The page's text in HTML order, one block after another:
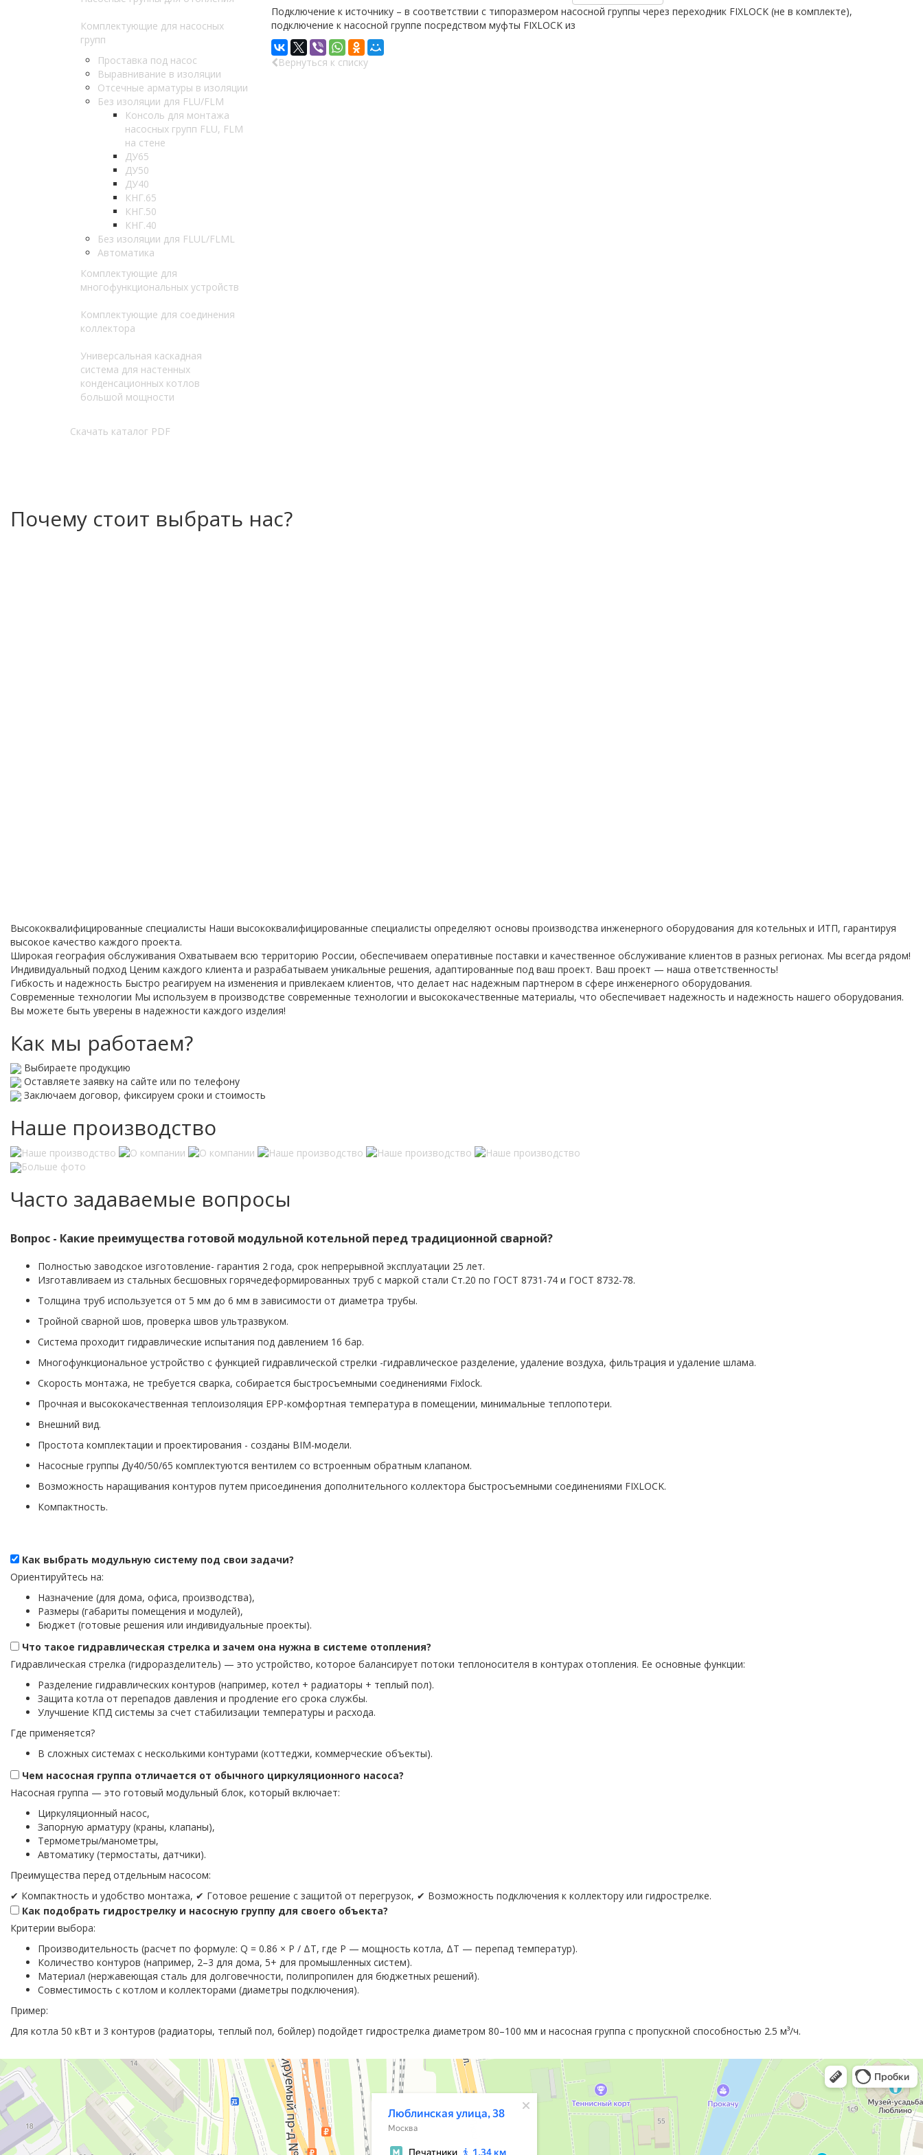
Комплектующие для насосных
групп
Проставка под насос
Выравнивание в изоляции
Отсечные арматуры в изоляции
Без изоляции для FLU/FLM
Консоль для монтажа
насосных групп FLU, FLM
на стене
ДУ65
ДУ50
ДУ40
КНГ.65
КНГ.50
КНГ.40
Без изоляции для FLUL/FLML
Автоматика
Комплектующие для
многофункциональных устройств
Комплектующие для соединения
коллектора
Универсальная каскадная
система для настенных
конденсационных котлов
большой мощности
Скачать каталог PDF
Подключение к источнику – в соответствии с типоразмером насосной группы через переходник FIXLOCK (не в комплекте),
подключение к насосной группе посредством муфты FIXLOCK из
Вернуться к списку
Почему стоит выбрать нас?
Высококвалифицированные специалисты Наши высококвалифицированные специалисты определяют основы производства инженерного оборудования для котельных и ИТП, гарантируя
высокое качество каждого проекта.
Широкая география обслуживания Охватываем всю территорию России, обеспечиваем оперативные поставки и качественное обслуживание клиентов в разных регионах. Мы всегда рядом!
Индивидуальный подход Ценим каждого клиента и разрабатываем уникальные решения, адаптированные под ваш проект. Ваш проект — наша ответственность!
Гибкость и надежность Быстро реагируем на изменения и привлекаем клиентов, что делает нас надежным партнером в сфере инженерного оборудования.
Современные технологии Мы используем в производстве современные технологии и высококачественные материалы, что обеспечивает надежность и надежность нашего оборудования.
Вы можете быть уверены в надежности каждого изделия!
Как мы работаем?
Выбираете продукцию
Оставляете заявку на сайте или по телефону
Заключаем договор, фиксируем сроки и стоимость
Наше производство
Больше фото
Часто задаваемые вопросы
Вопрос - Какие преимущества готовой модульной котельной перед традиционной сварной?
Полностью заводское изготовление- гарантия 2 года, срок непрерывной эксплуатации 25 лет.
Изготавливаем из стальных бесшовных горячедеформированных труб с маркой стали Ст.20 по ГОСТ 8731-74 и ГОСТ 8732-78.
Толщина труб используется от 5 мм до 6 мм в зависимости от диаметра трубы.
Тройной сварной шов, проверка швов ультразвуком.
Система проходит гидравлические испытания под давлением 16 бар.
Многофункциональное устройство с функцией гидравлической стрелки -гидравлическое разделение, удаление воздуха, фильтрация и удаление шлама.
Скорость монтажа, не требуется сварка, собирается быстросъемными соединениями Fixlock.
Прочная и высококачественная теплоизоляция EPP-комфортная температура в помещении, минимальные теплопотери.
Внешний вид.
Простота комплектации и проектирования - созданы BIM-модели.
Насосные группы Ду40/50/65 комплектуются вентилем со встроенным обратным клапаном.
Возможность наращивания контуров путем присоединения дополнительного коллектора быстросъемными соединениями FIXLOCK.
Компактность.
Как выбрать модульную систему под свои задачи?
Ориентируйтесь на:
Назначение (для дома, офиса, производства),
Размеры (габариты помещения и модулей),
Бюджет (готовые решения или индивидуальные проекты).
Что такое гидравлическая стрелка и зачем она нужна в системе отопления?
Гидравлическая стрелка (гидроразделитель) — это устройство, которое балансирует потоки теплоносителя в контурах отопления. Ее основные функции:
Разделение гидравлических контуров (например, котел + радиаторы + теплый пол).
Защита котла от перепадов давления и продление его срока службы.
Улучшение КПД системы за счет стабилизации температуры и расхода.
Где применяется?
В сложных системах с несколькими контурами (коттеджи, коммерческие объекты).
Чем насосная группа отличается от обычного циркуляционного насоса?
Насосная группа — это готовый модульный блок, который включает:
Циркуляционный насос,
Запорную арматуру (краны, клапаны),
Термометры/манометры,
Автоматику (термостаты, датчики).
Преимущества перед отдельным насосом:
✔ Компактность и удобство монтажа, ✔ Готовое решение с защитой от перегрузок, ✔ Возможность подключения к коллектору или гидрострелке.
Как подобрать гидрострелку и насосную группу для своего объекта?
Критерии выбора:
Производительность (расчет по формуле: Q = 0.86 × P / ΔT, где P — мощность котла, ΔT — перепад температур).
Количество контуров (например, 2–3 для дома, 5+ для промышленных систем).
Материал (нержавеющая сталь для долговечности, полипропилен для бюджетных решений).
Совместимость с котлом и коллекторами (диаметры подключения).
Пример:
Для котла 50 кВт и 3 контуров (радиаторы, теплый пол, бойлер) подойдет гидрострелка диаметром 80–100 мм и насосная группа с пропускной способностью 2.5 м³/ч.
Москва
Люблинская улица, 38 — Яндекс Карты